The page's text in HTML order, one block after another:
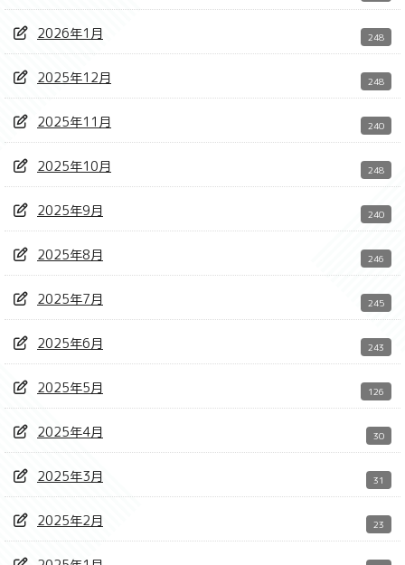
2026年1月 248
2025年12月 248
2025年11月 240
2025年10月 248
2025年9月 240
2025年8月 246
2025年7月 245
2025年6月 243
2025年5月 126
2025年4月 30
2025年3月 31
2025年2月 23